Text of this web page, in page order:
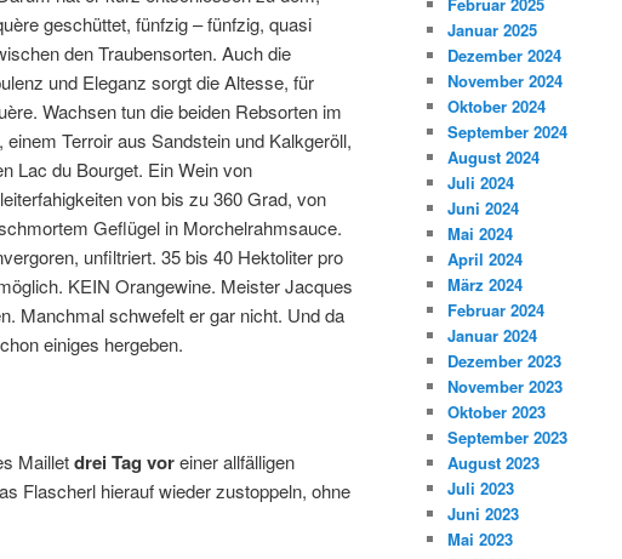
geschüttet, fünfzig – fünfzig, quasi
den Traubensorten. Auch die
und Eleganz sorgt die Altesse, für
Wachsen tun die beiden Rebsorten im
Terroir aus Sandstein und Kalkgeröll,
Lac du Bourget. Ein Wein von
von bis zu 360 Grad, von
Geflügel in Morchelrahmsauce.
unfiltriert. 35 bis 40 Hektoliter pro
KEIN Orangewine. Meister Jacques
Manchmal schwefelt er gar nicht. Und da
einiges hergeben.
Mailletdrei Tag voreiner allfälligen
Flascherl hierauf wieder zustoppeln, ohne
Februar 2025
Januar 2025
Dezember 2024
November 2024
Oktober 2024
September 2024
August 2024
Juli 2024
Juni 2024
Mai 2024
April 2024
März 2024
Februar 2024
Januar 2024
Dezember 2023
November 2023
Oktober 2023
September 2023
August 2023
Juli 2023
Juni 2023
Mai 2023